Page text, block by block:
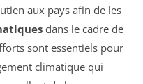
aux pays afin de les
dans le cadre de
sont essentiels pour
climatique qui